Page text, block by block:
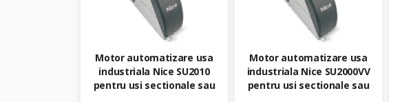
Motor automatizare usa
industriala Nice SU2010
pentru usi sectionale sau
Motor automatizare usa
industriala Nice SU2000VV
pentru usi sectionale sau